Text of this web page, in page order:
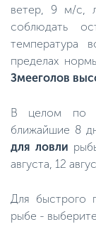
ветер, 9 м/с,
соблюдать
температура
пределах
Змееголов
В целом по
ближайшие 8
для ловли
августа, 12
Для быстрого
рыбе -